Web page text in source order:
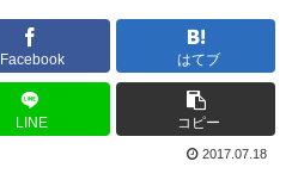
Facebook はてブ
LINE コピー
2017.07.18